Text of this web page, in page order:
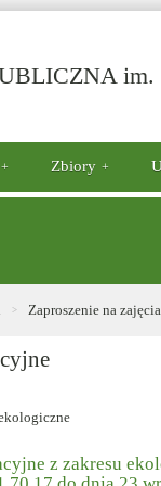
im.
Zbiory
Zaproszenie na
z zakresu